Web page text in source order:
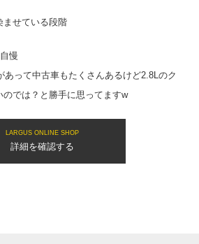
ませている段階
慢
あって中古車もたくさんあるけど2.8Lのク
では？と勝手に思ってますw
LARGUS ONLINE SHOP
詳細を確認する